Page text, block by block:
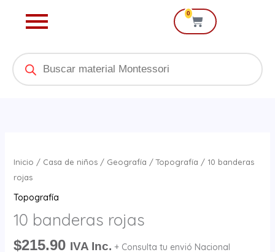
0
Cart
Products
search
Inicio / Casa de niños/ Geografía /Topografía / 10 banderas
rojas
Topografía
10 banderas rojas
$215.90 IVA Inc. + Consulta tu envió Nacional
banderas
rojas